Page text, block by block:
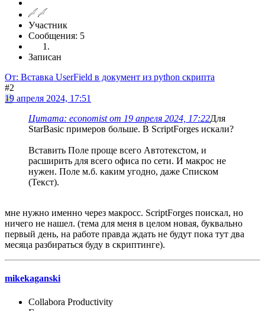
Участник
Сообщения: 5
Записан
От: Вставка UserField в документ из python скрипта
#2
19 апреля 2024, 17:51
Цитата: economist от 19 апреля 2024, 17:22Для
StarBasic примеров больше. В ScriptForges искали?
Вставить Поле проще всего Автотекстом, и
расширить для всего офиса по сети. И макрос не
нужен. Поле м.б. каким угодно, даже Списком
(Текст).
мне нужно именно через макросс. ScriptForges поискал, но
ничего не нашел. (тема для меня в целом новая, буквально
первый день, на работе правда ждать не будут пока тут два
месяца разбираться буду в скриптинге).
mikekaganski
Collabora Productivity